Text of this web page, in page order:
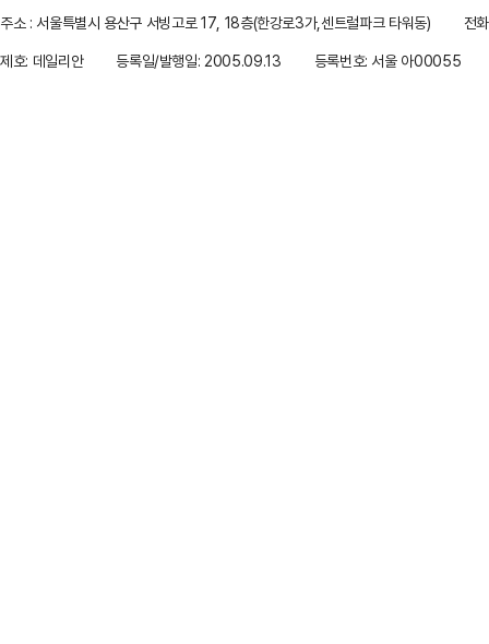
주소 : 서울특별시 용산구 서빙고로 17, 18층(한강로3가,센트럴파크 타워동)
전
제호: 데일리안
등록일/발행일: 2005.09.13 등록번호: 서울 아00055